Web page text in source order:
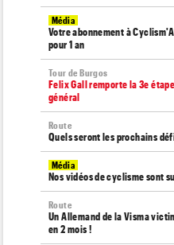
Média
Votre abonnement à
pour 1 an
Tour de Burgos
Felix Gall remporte la 3e
général
Route
Quels seront les prochains
Média
Nos vidéos de cyclisme sont
Route
Un Allemand de la Visma
en 2 mois !